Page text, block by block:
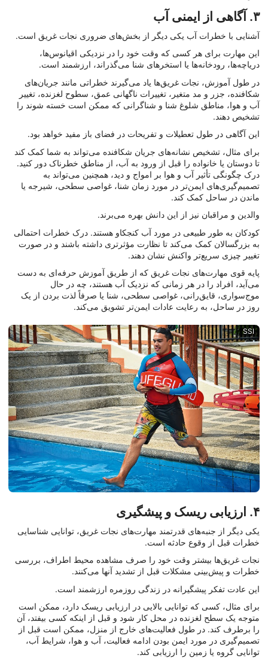
۳. آگاهی از ایمنی آب
آشنایی با خطرات آب یکی دیگر از بخش‌های ضروری نجات غریق است.
این مهارت برای هر کسی که وقت خود را در نزدیکی اقیانوس‌ها،
دریاچه‌ها، رودخانه‌ها یا استخرهای شنا می‌گذراند، ارزشمند است.
در طول آموزش، نجات غریق‌ها یاد می‌گیرند خطراتی مانند جریان‌های
شکافنده، جزر و مد متغیر، تغییرات ناگهانی عمق، سطوح لغزنده، تغییر
آب و هوا، مناطق شلوغ شنا و شناگرانی که ممکن است خسته شوند را
تشخیص دهند.
این آگاهی در طول تعطیلات و تفریحات در فضای باز مفید خواهد بود.
برای مثال، تشخیص نشانه‌های جریان شکافنده می‌تواند به شما کمک کند
تا دوستان یا خانواده را قبل از ورود به آب، از مناطق خطرناک دور کنید.
درک چگونگی تأثیر آب و هوا بر امواج و دید، همچنین می‌تواند به
تصمیم‌گیری‌های ایمن‌تر در مورد زمان شنا، غواصی سطحی، شیرجه یا
ماندن در ساحل کمک کند.
والدین و مراقبان نیز از این دانش بهره می‌برند.
کودکان به طور طبیعی در مورد آب کنجکاو هستند. درک خطرات احتمالی
به بزرگسالان کمک می‌کند تا نظارت مؤثرتری داشته باشند و در صورت
تغییر چیزی سریع‌تر واکنش نشان دهند.
پایه قوی مهارت‌های نجات غریق که از طریق آموزش حرفه‌ای به دست
می‌آید، افراد را در هر زمانی که نزدیک آب هستند، چه در حال
موج‌سواری، قایق‌رانی، غواصی سطحی، شنا یا صرفاً لذت بردن از یک
روز در ساحل، به رعایت عادات ایمن‌تر تشویق می‌کند.
SSI
۴. ارزیابی ریسک و پیشگیری
یکی دیگر از جنبه‌های قدرتمند مهارت‌های نجات غریق، توانایی شناسایی
خطرات قبل از وقوع حادثه است.
نجات غریق‌ها بیشتر وقت خود را صرف مشاهده محیط اطراف، بررسی
خطرات و پیش‌بینی مشکلات قبل از تشدید آنها می‌کنند.
این عادت تفکر پیشگیرانه در زندگی روزمره ارزشمند است.
برای مثال، کسی که توانایی بالایی در ارزیابی ریسک دارد، ممکن است
متوجه یک سطح لغزنده در محل کار شود و قبل از اینکه کسی بیفتد، آن
را برطرف کند. در طول فعالیت‌های خارج از منزل، ممکن است قبل از
تصمیم‌گیری در مورد ایمن بودن ادامه فعالیت، آب و هوا، شرایط آب،
توانایی گروه یا زمین را ارزیابی کند.